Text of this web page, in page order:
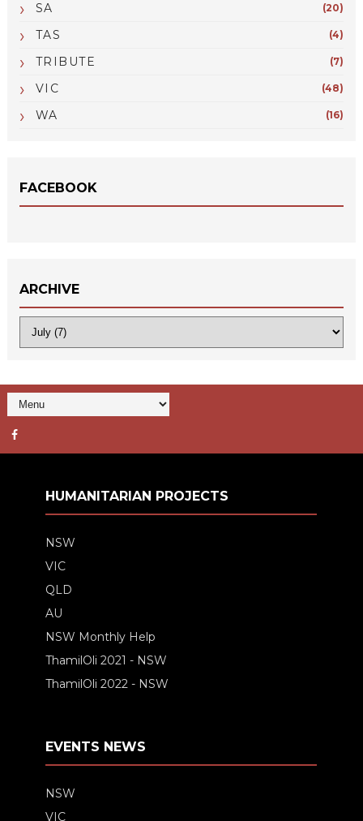
SA (20)
TAS (4)
TRIBUTE (7)
VIC (48)
WA (16)
FACEBOOK
ARCHIVE
HUMANITARIAN PROJECTS
NSW
VIC
QLD
AU
NSW Monthly Help
ThamilOli 2021 - NSW
ThamilOli 2022 - NSW
EVENTS NEWS
NSW
VIC